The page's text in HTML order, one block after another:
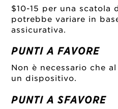
$10-15 per una scatola
potrebbe variare in
assicurativa.
PUNTI A FAVORE
Non è necessario che
un dispositivo.
PUNTI A SFAVORE